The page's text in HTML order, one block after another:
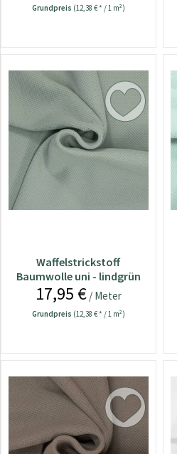
Grundpreis (12,38 € * / 1 m²)
Waffelstrickstoff
Baumwolle uni - lindgrün
17,95 €/ Meter
Grundpreis (12,38 € * / 1 m²)